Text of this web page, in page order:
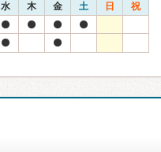
水 木 金 土 日 祝